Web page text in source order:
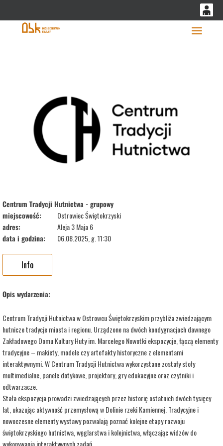
Centrum Tradycji Hutnictwa - grupowy
miejscowość:
Ostrowiec Świętokrzyski
adres:
Aleja 3 Maja 6
data i godzina:
06.08.2025, g. 11:30
Info
Opis wydarzenia:
Centrum Tradycji Hutnictwa w Ostrowcu Świętokrzyskim przybliża zwiedzającym
hutnicze tradycje miasta i regionu. Urządzone na dwóch kondygnacjach dawnego
Zakładowego Domu Kultury Huty im. Marcelego Nowotki ekspozycje, łączą elementy
tradycyjne – makiety, modele czy artefakty historyczne z elementami
interaktywnymi. W Centrum Tradycji Hutnictwa wykorzystane zostały stoły
multimedialne, panele dotykowe, projektory, gry edukacyjne oraz czytniki i
odtwarzacze.
Stała ekspozycja prowadzi zwiedzających przez historię ostatnich dwóch tysięcy
lat, ukazując aktywność przemysłową w Dolinie rzeki Kamiennej. Tradycyjne i
nowoczesne elementy wystawy pozwalają poznać kolejne etapy rozwoju
świętokrzyskiego hutnictwa, węglarstwa i kolejnictwa, włączając widzów do
wykonywania interaktywnych zadań.